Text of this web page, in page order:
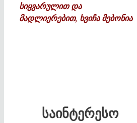
სიყვარულით და
მადლიერებით, ხვიჩა მებონია
საინტერესო